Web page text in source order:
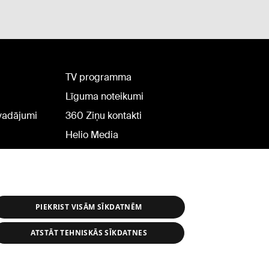
TV programma
Līguma noteikumi
360 Ziņu kontakti
Helio Media
PIEKRIST VISĀM SĪKDATNĒM
ATSTĀT TEHNISKĀS SĪKDATNES